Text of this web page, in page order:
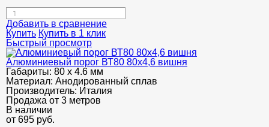
Добавить в сравнение
Купить Купить в 1 клик
Быстрый просмотр
Алюминиевый порог ВТ80 80х4,6 вишня
Габариты: 80 х 4.6 мм
Материал: Анодированный сплав
Производитель: Италия
Продажа от 3 метров
В наличии
от 695 руб.